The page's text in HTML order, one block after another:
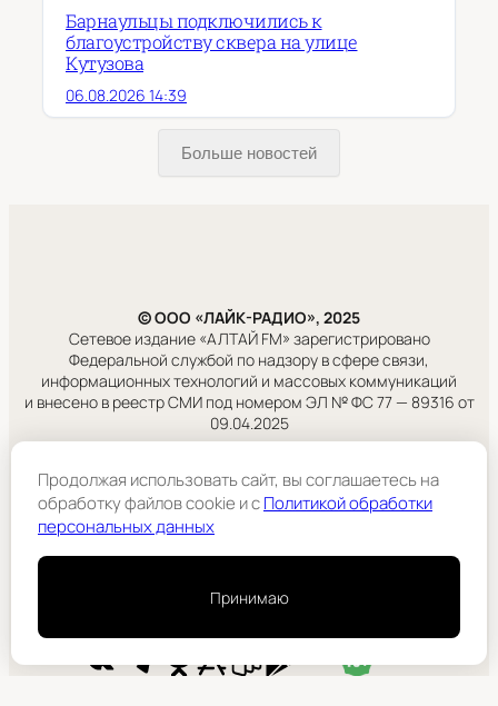
Барнаульцы подключились к
благоустройству сквера на улице
Кутузова
06.08.2026 14:39
Больше новостей
© ООО «ЛАЙК-РАДИО», 2025
Сетевое издание «АЛТАЙ FM» зарегистрировано
Федеральной службой по надзору в сфере связи,
информационных технологий и массовых коммуникаций
и внесено в реестр СМИ под номером ЭЛ № ФС 77 — 89316 от
09.04.2025
Правовая информация
Учредитель:
ООО «ЛАЙК-РАДИО».
Продолжая использовать сайт, вы соглашаетесь на
обработку файлов cookie и cПолитикой обработки
персональных данных
Принимаю